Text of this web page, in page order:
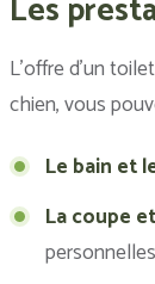
Les
L’offre d’un
chien, vous
Le bain et
La coupe